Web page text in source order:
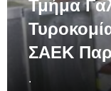
Τμήμα
ΣΑΕΚ
.